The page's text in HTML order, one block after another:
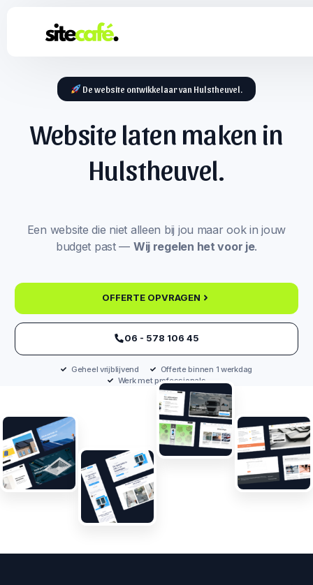
De website ontwikkelaar van Hulstheuvel.
Website laten maken in
Hulstheuvel.
Een website die niet alleen bij jou maar ook in jouw
budget past — Wij regelen het voor je.
OFFERTE OPVRAGEN
‪06 - 578 106 45‬
Geheel vrijblijvend
Offerte binnen 1 werkdag
Werk met professionals